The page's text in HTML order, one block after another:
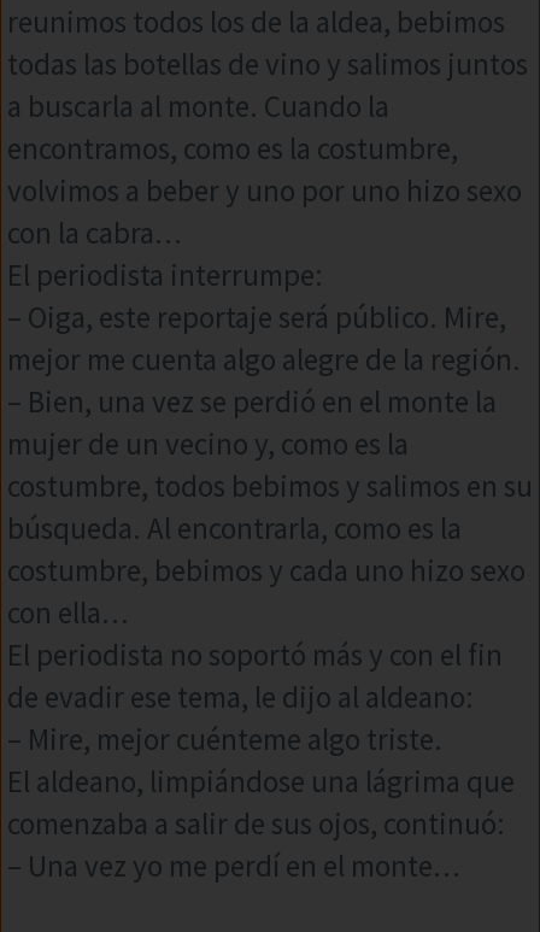
reunimos todos los de la aldea, bebimos
todas las botellas de vino y salimos juntos
a buscarla al monte. Cuando la
encontramos, como es la costumbre,
volvimos a beber y uno por uno hizo sexo
con la cabra…
El periodista interrumpe:
– Oiga, este reportaje será público. Mire,
mejor me cuenta algo alegre de la región.
– Bien, una vez se perdió en el monte la
mujer de un vecino y, como es la
costumbre, todos bebimos y salimos en su
búsqueda. Al encontrarla, como es la
costumbre, bebimos y cada uno hizo sexo
con ella…
El periodista no soportó más y con el fin
de evadir ese tema, le dijo al aldeano:
– Mire, mejor cuénteme algo triste.
El aldeano, limpiándose una lágrima que
comenzaba a salir de sus ojos, continuó:
– Una vez yo me perdí en el monte…